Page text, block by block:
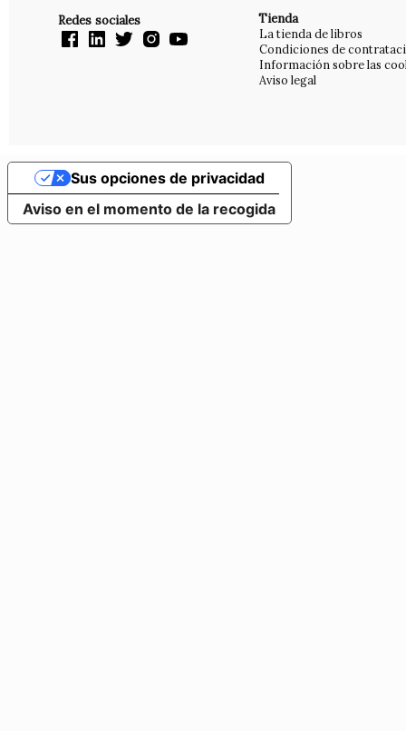
Redes sociales Tienda
La tienda de libros
Condiciones de
Información sobre las
Aviso legal
Aviso en el momento de la recogida
Sus opciones de privacidad